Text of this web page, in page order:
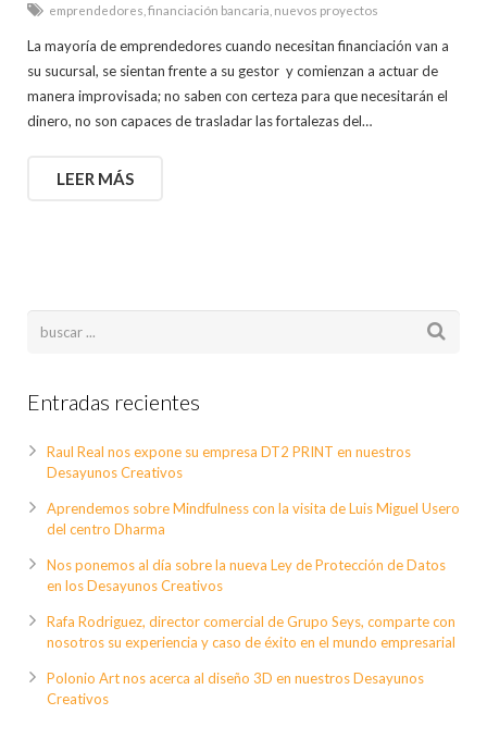
emprendedores financiación bancaria nuevos proyectos
La mayoría de emprendedores cuando necesitan financiación van a
su sucursal, se sientan frente a su gestor y comienzan a actuar de
manera improvisada; no saben con certeza para que necesitarán el
dinero, no son capaces de trasladar las fortalezas del…
LEER MÁS
Entradas recientes
Raul Real nos expone su empresa DT2 PRINT en nuestros
Desayunos Creativos
Aprendemos sobre Mindfulness con la visita de Luis Miguel Usero
del centro Dharma
Nos ponemos al día sobre la nueva Ley de Protección de Datos
en los Desayunos Creativos
Rafa Rodriguez, director comercial de Grupo Seys, comparte con
nosotros su experiencia y caso de éxito en el mundo empresarial
Polonio Art nos acerca al diseño 3D en nuestros Desayunos
Creativos